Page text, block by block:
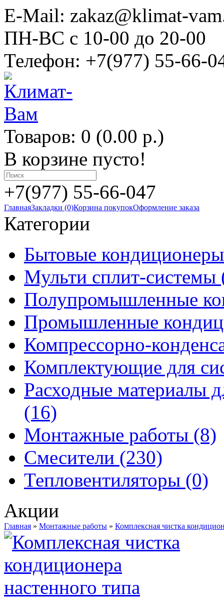
E-Mail: zakaz@klimat-
ПН-ВС с 10-00 до 20-00
Телефон: +7(977) 55-66-
Товаров: 0 (0.00 р.)
В корзине пусто!
+7(977) 55-66-047
ГлавнаяЗакладки (0)Корзина покупокОформление заказа
Категории
Бытовые
Мульти сплит-системы
Полупромышленные
Промышленные
Компрессорно-
Комплектующие для
Расходные материалы
(16)
Монтажные работы (8)
Смесители (230)
Тепловентиляторы (0)
Акции
Главная » Монтажные работы » Комплексная чистка